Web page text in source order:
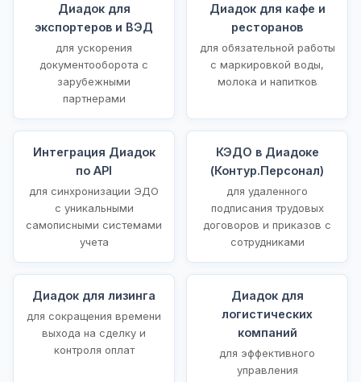
Диадок для
экспортеров и ВЭД
для ускорения
документооборота с
зарубежными
партнерами
Диадок для кафе и
ресторанов
для обязательной работы
с маркировкой воды,
молока и напитков
Интеграция Диадок
по API
для синхронизации ЭДО
с уникальными
самописными системами
учета
КЭДО в Диадоке
(Контур.Персонал)
для удаленного
подписания трудовых
договоров и приказов с
сотрудниками
Диадок для лизинга
для сокращения времени
выхода на сделку и
контроля оплат
Диадок для
логистических
компаний
для эффективного
управления